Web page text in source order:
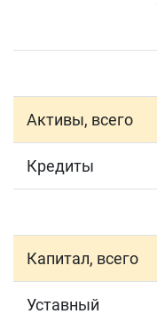
Активы, всего
Кредиты
Капитал, всего
Уставный